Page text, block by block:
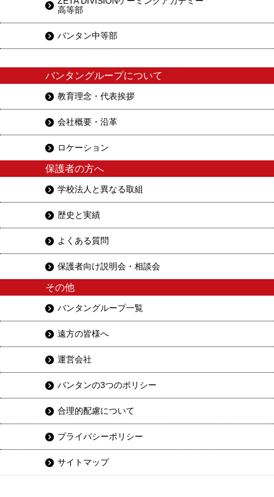
高等部
バンタン中等部
バンタングループについて
教育理念・代表挨拶
会社概要・沿革
ロケーション
保護者の方へ
学校法人と異なる取組
歴史と実績
よくある質問
保護者向け説明会・相談会
その他
バンタングループ一覧
遠方の皆様へ
運営会社
バンタンの3つのポリシー
合理的配慮について
プライバシーポリシー
サイトマップ